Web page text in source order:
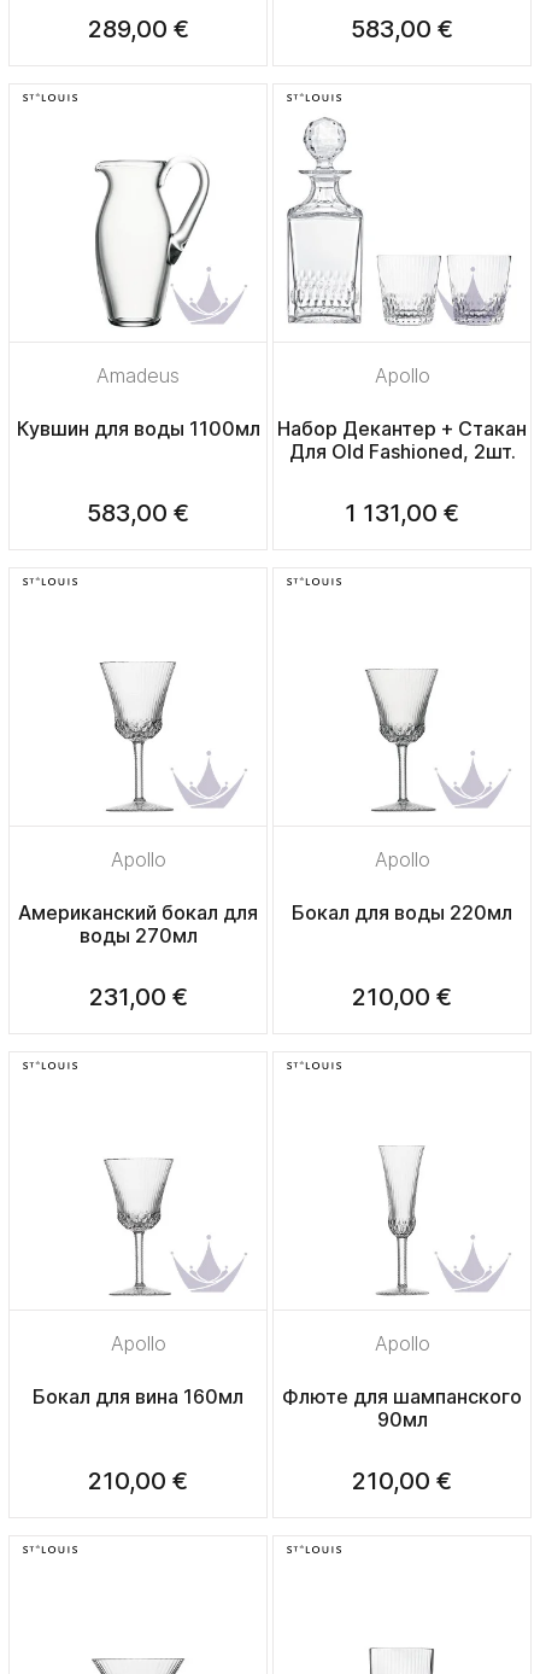
289,00 € 583,00 €
Amadeus
Кувшин для воды 1100мл
583,00 €
Apollo
Набор Декантер + Стакан
Для Old Fashioned, 2шт.
1 131,00 €
Apollo
Американский бокал для
воды 270мл
231,00 €
Apollo
Бокал для воды 220мл
210,00 €
Apollo
Бокал для вина 160мл
210,00 €
Apollo
Флюте для шампанского
90мл
210,00 €